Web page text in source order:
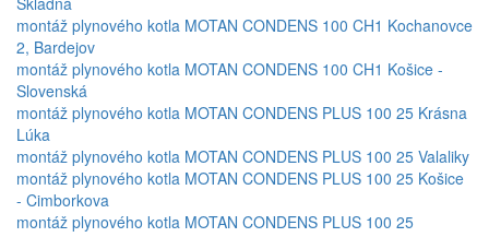
montáž plynového kotla MOTAN CONDENS 100 CH1 Kochanovce
2, Bardejov
montáž plynového kotla MOTAN CONDENS 100 CH1 Košice -
Slovenská
montáž plynového kotla MOTAN CONDENS PLUS 100 25 Krásna
Lúka
montáž plynového kotla MOTAN CONDENS PLUS 100 25 Valaliky
montáž plynového kotla MOTAN CONDENS PLUS 100 25 Košice
- Cimborkova
montáž plynového kotla MOTAN CONDENS PLUS 100 25